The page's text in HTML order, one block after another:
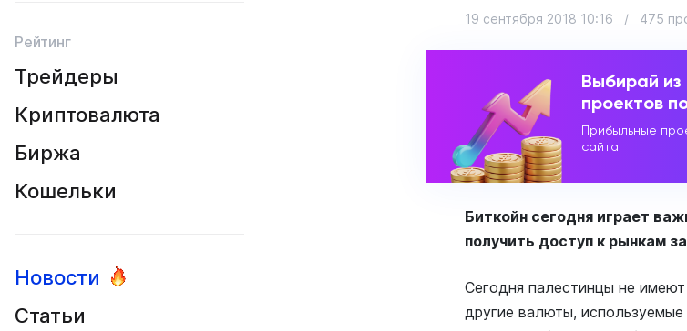
Рейтинг
Трейдеры
Криптовалюта
Биржа
Кошельки
Новости
Статьи
19 сентября 2018 10:16 / 475
Выбирай
проектов
Прибыльные
сайта
Биткойн сегодня играет
получить доступ к рынкам
Сегодня палестинцы не
другие валюты,